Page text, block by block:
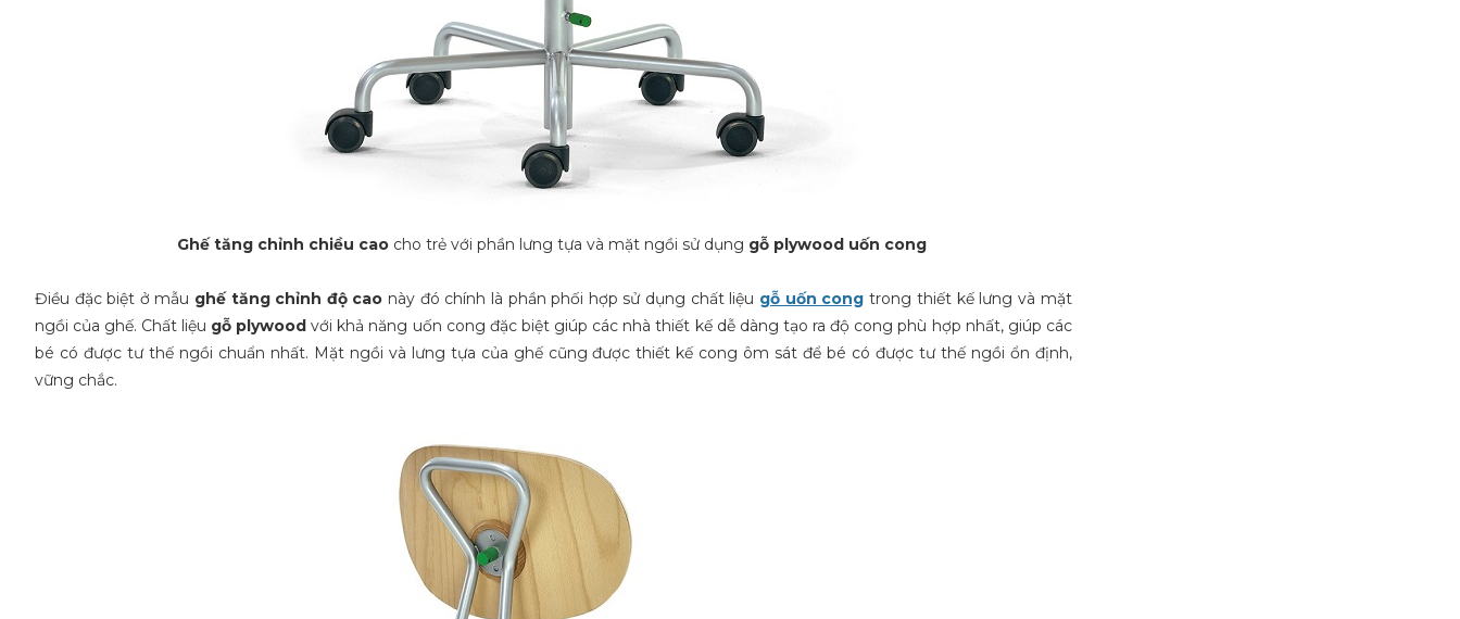
Ghế tăng chỉnh chiều cao cho trẻ với phần lưng tựa và mặt ngồi sử dụng gỗ plywood uốn cong
Điều đặc biệt ở mẫu ghế tăng chỉnh độ cao này đó chính là phần phối hợp sử dụng chất liệu gỗ uốn cong trong thiết kế lưng và mặt
ngồi của ghế. Chất liệu gỗ plywood với khả năng uốn cong đặc biệt giúp các nhà thiết kế dễ dàng tạo ra độ cong phù hợp nhất, giúp các
bé có được tư thế ngồi chuẩn nhất. Mặt ngồi và lưng tựa của ghế cũng được thiết kế cong ôm sát để bé có được tư thế ngồi ổn định,
vững chắc.